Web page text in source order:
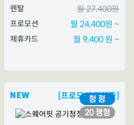
렌탈
월 27,400원
프로모션 월 24,400원 ~
제휴카드 월 9,400 원 ~
[프로모션 진행중]